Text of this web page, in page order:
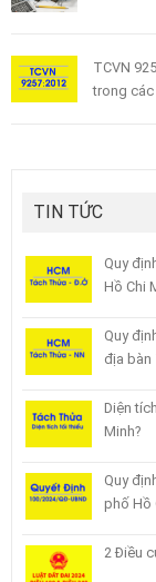
TCVN
trong
TIN TỨC
Quy
Hồ Chi
Quy
địa bàn
Diện
Minh?
Quy
phố Hồ
2 Điều